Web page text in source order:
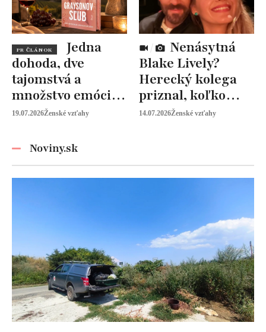
PR ČLÁNOK
dohoda, dve
tajomstvá a
množstvo emócií.
Mia Sheridan a
19.07.2026Ženské vzťahy
Blake Lively?
Herecký kolega
priznal, koľko
peňazí od neho
14.07.2026Ženské vzťahy
Noviny.sk